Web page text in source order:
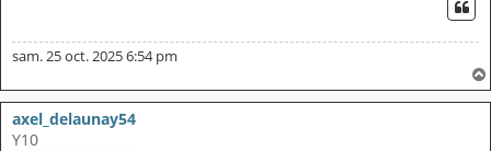
sam. 25 oct. 2025 6:54 pm
axel_delaunay54
Y10